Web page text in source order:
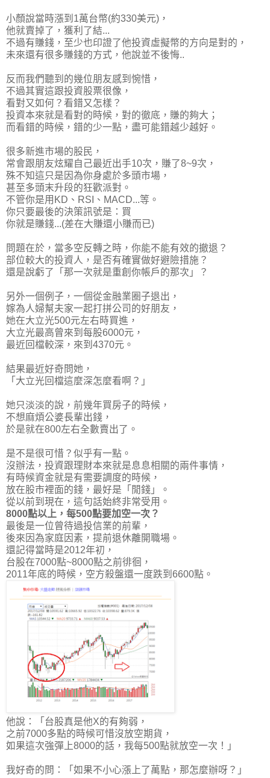
小顏說當時漲到1萬台幣(約330美元)，
他就賣掉了，獲利了結...
不過有賺錢，至少也印證了他投資虛擬幣的方向是對的，
未來還有很多賺錢的方式，他說並不後悔..
反而我們聽到的幾位朋友感到惋惜，
不過其實這跟投資股票很像，
看對又如何？看錯又怎樣？
投資本來就是看對的時候，對的徹底，賺的夠大；
而看錯的時候，錯的少一點 ，盡可能錯越少越好。
很多新進市場的股民，
常會跟朋友炫耀自己最近出手10次，賺了8~9次，
殊不知這只是因為你身處於多頭市場，
甚至多頭末升段的狂歡派對。
不管你是用KD、RSI、MACD...等。
你只要最後的決策訊號是：買
你就是賺錢...(差在大賺還小賺而已)
問題在於，當多空反轉之時，你能不能有效的撤退？
部位較大的投資人，是否有確實做好避險措施 ？
還是說虧了「那一次就是重創你帳戶的那次」？
另外一個例子，一個從金融業圈子退出，
嫁為人婦幫夫家一起打拼公司的好朋友，
她在大立光500元左右時買進，
大立光最高曾來到每股6000元，
最近回檔較深，來到4370元。
結果最近好奇問她，
「大立光回檔這麼深怎麼看啊？」
她只淡淡的說，前幾年買房子的時候，
不想麻煩公婆長輩出錢，
於是就在800左右全數賣出了。
是不是很可惜？似乎有一點。
沒辦法，投資跟理財本來就是息息相關的兩件事情，
有時候資金就是有需要調度的時候，
放在股市裡面的錢，最好是「閒錢」。
從以前到現在，這句話始終非常受用。
8000點以上，每500點要加空一次？
最後是一位曾待過投信業的前輩，
後來因為家庭因素，提前退休離開職場。
還記得當時是2012年初，
台股在7000點~8000點之前徘徊，
2011年底的時候，空方殺盤還一度跌到6600點。
他說：「台股真是他X的有夠弱，
之前7000多點的時候可惜沒放空期貨，
如果這次強彈上8000的話，我每500點就放空一次！ 」
我好奇的問：「如果不小心漲上了萬點，那怎麼辦呀？」